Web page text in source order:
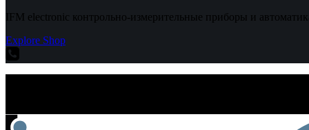
IFM electronic контрольно-измерительные приборы и
Explore Shop